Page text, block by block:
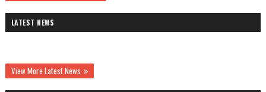
LATEST NEWS
View More Latest News